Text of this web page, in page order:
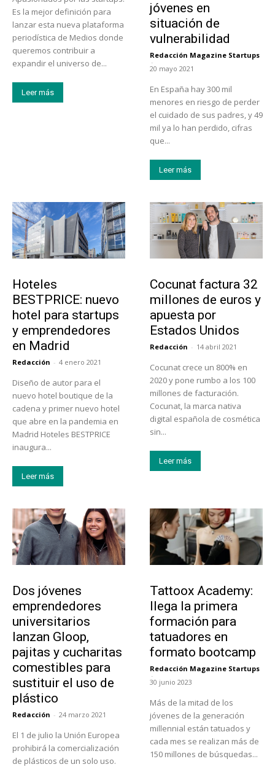
Es la mejor definición para
lanzar esta nueva plataforma
periodística de Medios donde
queremos contribuir a
expandir el universo de...
Leer más
jóvenes en
situación de
vulnerabilidad
Redacción Magazine Startups
-
20 mayo 2021
En España hay 300 mil
menores en riesgo de perder
el cuidado de sus padres, y 49
mil ya lo han perdido, cifras
que...
Leer más
Hoteles
BESTPRICE: nuevo
hotel para startups
y emprendedores
en Madrid
Redacción - 4 enero 2021
Diseño de autor para el
nuevo hotel boutique de la
cadena y primer nuevo hotel
que abre en la pandemia en
Madrid Hoteles BESTPRICE
inaugura...
Leer más
Cocunat factura 32
millones de euros y
apuesta por
Estados Unidos
Redacción - 14 abril 2021
Cocunat crece un 800% en
2020 y pone rumbo a los 100
millones de facturación.
Cocunat, la marca nativa
digital española de cosmética
sin...
Leer más
Dos jóvenes
emprendedores
universitarios
lanzan Gloop,
pajitas y cucharitas
comestibles para
sustituir el uso de
plástico
Redacción - 24 marzo 2021
El 1 de julio la Unión Europea
prohibirá la comercialización
de plásticos de un solo uso.
Tattoox Academy:
llega la primera
formación para
tatuadores en
formato bootcamp
Redacción Magazine Startups
-
30 junio 2023
Más de la mitad de los
jóvenes de la generación
millennial están tatuados y
cada mes se realizan más de
150 millones de búsquedas...